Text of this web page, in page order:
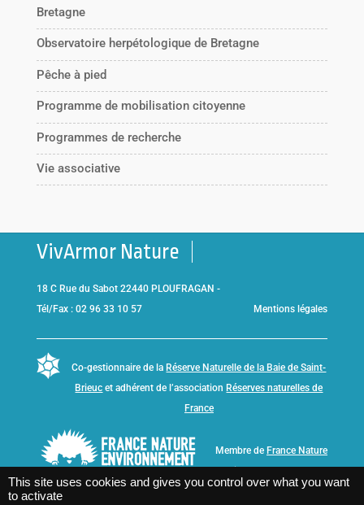
Bretagne
Observatoire herpétologique de Bretagne
Pêche à pied
Programme de mobilisation citoyenne
Programmes de recherche
Vie associative
VivArmor Nature
18 C Rue du Sabot 22440 PLOUFRAGAN -
Tél/Fax : 02 96 33 10 57
Mentions légales
Co-gestionnaire de la Réserve Naturelle de la Baie de Saint-
Brieuc et adhérent de l’association Réserves naturelles de
France
Membre de France Nature
This site uses cookies and gives you control over what you want
to activate